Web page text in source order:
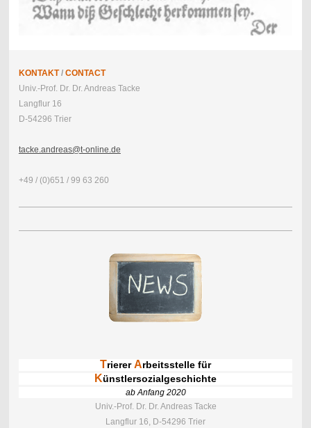
KONTAKT/ CONTACT
Univ.-Prof. Dr. Dr. Andreas Tacke
Langflur 16
D-54296 Trier
tacke.andreas@t-online.de
+49 / (0)651 / 99 63 260
Trierer Arbeitsstelle für
Künstlersozialgeschichte
ab Anfang 2020
Univ.-Prof. Dr. Dr. Andreas Tacke
Langflur 16, D-54296 Trier